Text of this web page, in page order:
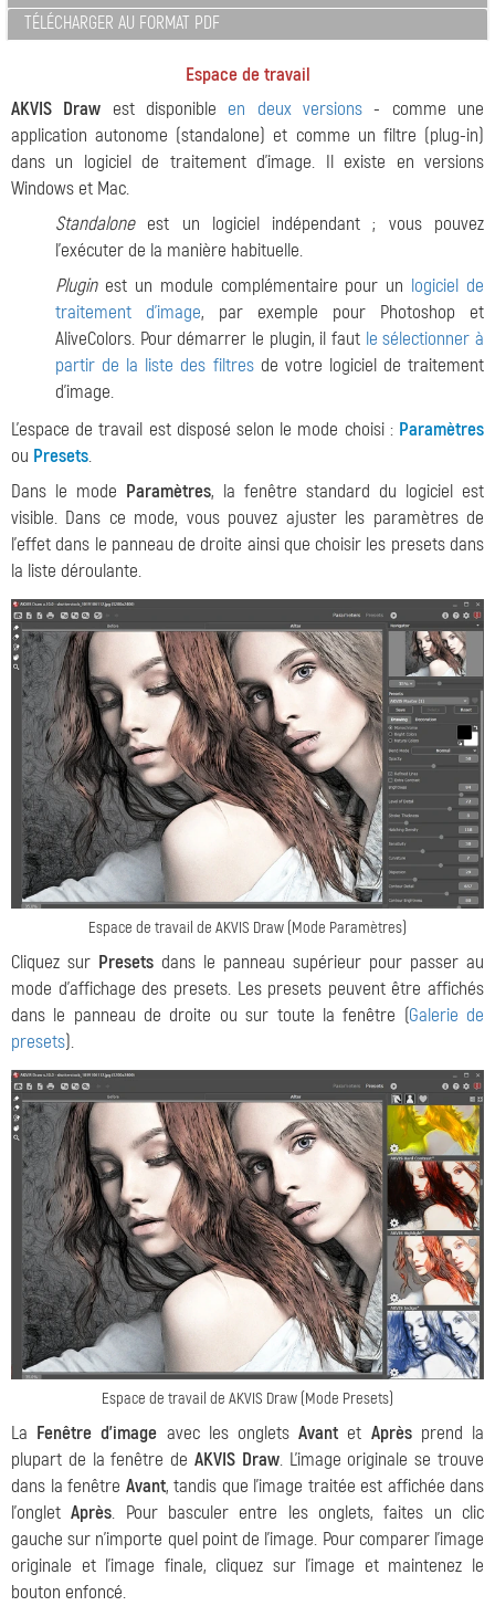
TÉLÉCHARGER AU FORMAT PDF
Espace de travail
AKVIS Draw est disponible en deux versions - comme une
application autonome (standalone) et comme un filtre (plug-in)
dans un logiciel de traitement d'image. Il existe en versions
Windows et Mac.
Standaloneest un logiciel indépendant ; vous pouvez
l'exécuter de la manière habituelle.
Pluginest un module complémentaire pour un logiciel de
traitement d'image, par exemple pour Photoshop et
AliveColors. Pour démarrer le plugin, il faut le sélectionner à
partir de la liste des filtresde votre logiciel de traitement
d'image.
L'espace de travail est disposé selon le mode choisi : Paramètres
ou Presets.
Dans le mode Paramètres, la fenêtre standard du logiciel est
visible. Dans ce mode, vous pouvez ajuster les paramètres de
l'effet dans le panneau de droite ainsi que choisir les presets dans
la liste déroulante.
Espace de travail de AKVIS Draw (Mode Paramètres)
Cliquez sur Presets dans le panneau supérieur pour passer au
mode d'affichage des presets. Les presets peuvent être affichés
dans le panneau de droite ou sur toute la fenêtre (Galerie de
presets).
Espace de travail de AKVIS Draw (Mode Presets)
La Fenêtre d'image avec les ongletsAvant et Aprèsprend la
plupart de la fenêtre de AKVIS Draw. L'image originale se trouve
dans la fenêtre Avant, tandis que l'image traitée est affichée dans
l'ongletAprès. Pour basculer entre les onglets, faites un clic
gauche sur n'importe quel point de l'image. Pour comparer l'image
originale et l'image finale, cliquez sur l'image et maintenez le
bouton enfoncé.